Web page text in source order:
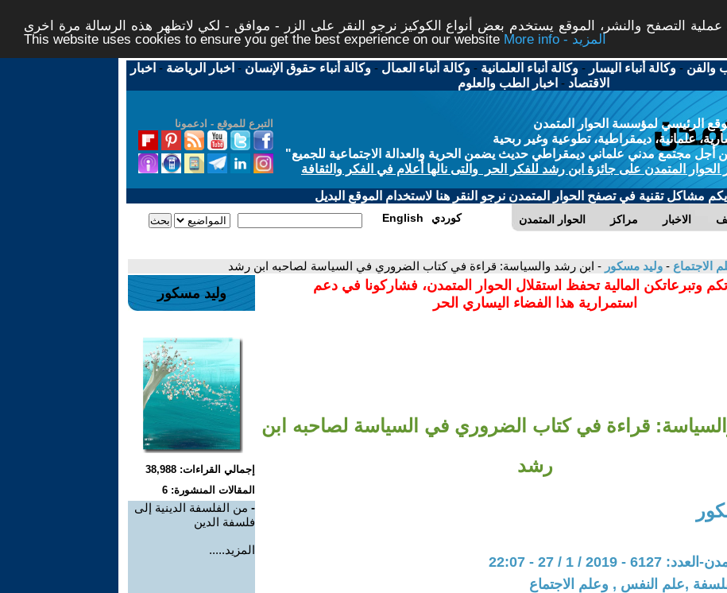
التصفح والنشر، الموقع يستخدم بعض أنواع الكوكيز نرجو النقر على الزر - موافق - لكي لاتظهر هذه الرسالة مرة اخرى -
This website uses cookies to ensure you get the best experience on our website
More info - المزيد
والفن -وكالة أنباء اليسار -وكالة أنباء العلمانية -وكالة أنباء العمال -وكالة أنباء حقوق الإنسان - اخبار الرياضة - اخبار
الاقتصاد - اخبار الطب والعلوم
التبرع للموقع - ادعمونا
الرئيسي لمؤسسة الحوار المتمدن
علمانية، ديمقراطية، تطوعية وغير ربحية
أجل مجتمع مدني علماني ديمقراطي حديث يضمن الحرية والعدالة الاجتماعية للجميع"
الحوار المتمدن على جائزة ابن رشد للفكر الحر والتى نالها أعلام في الفكر والثقافة
مشاكل تقنية في تصفح الحوار المتمدن نرجو النقر هنا لاستخدام الموقع البديل
الحوار المتمدن مراكز الاخبار English كوردي
الاجتماع - وليد مسكور - ابن رشد والسياسة: قراءة في كتاب الضروري في السياسة لصاحبه ابن رشد
وتبرعاتكن المالية تحفظ استقلال الحوار المتمدن، فشاركونا في دعم
استمرارية هذا الفضاء اليساري الحر
قراءة في كتاب الضروري في السياسة لصاحبه ابن
رشد
- 2019 / 1 / 27 - 22:07
,علم النفس , وعلم الاجتماع
وليد مسكور
إجمالي القراءات: 38,988
المقالات المنشورة: 6
- من الفلسفة الدينية إلى
فلسفة الدين
المزيد.....